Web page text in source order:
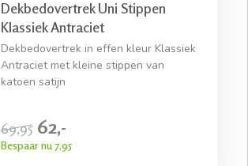
Dekbedovertrek Uni Stippen
Klassiek Antraciet
Dekbedovertrek in effen kleur Klassiek
Antraciet met kleine stippen van
katoen satijn
69,95 62,-
Bespaar nu 7,95